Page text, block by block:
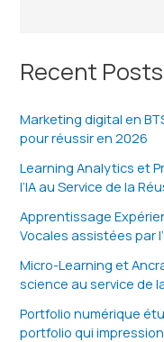
Recent Posts
Marketing digital en
pour réussir en 2026
Learning Analytics et
l’IA au Service de la
Apprentissage
Vocales assistées par
Micro-Learning et
science au service de
Portfolio numérique
portfolio qui